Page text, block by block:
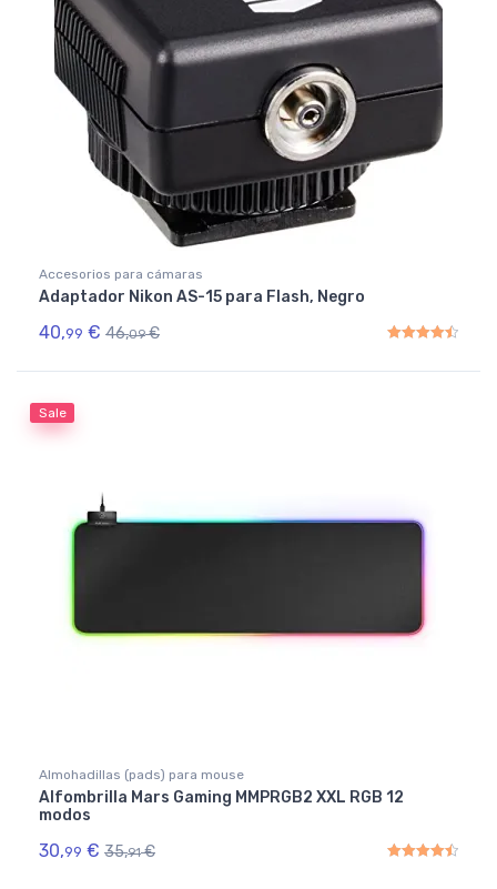
Accesorios para cámaras
Adaptador Nikon AS-15 para Flash, Negro
40,99 € 46,09 €
Sale
Almohadillas (pads) para mouse
Alfombrilla Mars Gaming MMPRGB2 XXL RGB 12
modos
30,99 € 35,91 €